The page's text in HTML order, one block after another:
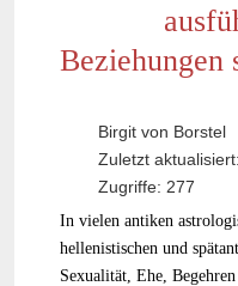
Beziehungen
Birgit von Borstel
Zuletzt
Zugriffe: 277
In vielen antiken
hellenistischen und
Sexualität, Ehe,